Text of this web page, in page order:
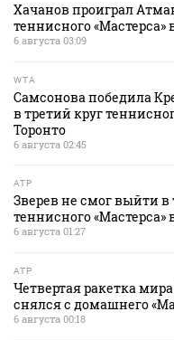
Хачанов проиграл
теннисного «Мастерса»
6 августа 03:09
WTA
Самсонова победила
в третий круг
Торонто
6 августа 02:45
ATP
Зверев не смог выйти в
теннисного «Мастерса»
6 августа 01:27
ATP
Четвертая ракетка
снялся с домашнего
6 августа 00:18